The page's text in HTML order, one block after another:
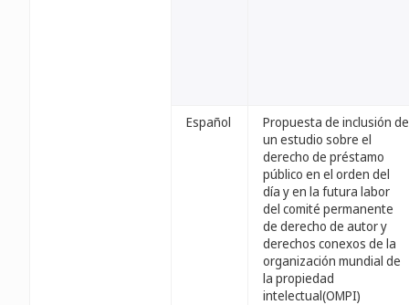
Español
Propuesta de inclusión de
un estudio sobre el
derecho de préstamo
público en el orden del
día y en la futura labor
del comité permanente
de derecho de autor y
derechos conexos de la
organización mundial de
la propiedad
intelectual(OMPI)